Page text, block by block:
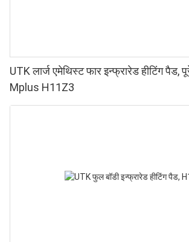
UTK लार्ज एमेथिस्ट फार इन्फ्रारेड हीटिंग पैड,
Mplus H11Z3